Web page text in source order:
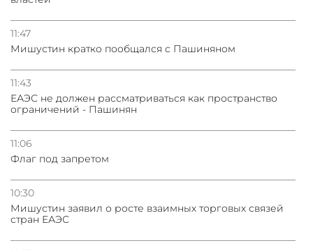
11:47
Мишустин кратко пообщался с Пашиняном
11:43
ЕАЭС не должен рассматриваться как пространство
ограничений - Пашинян
11:06
Флаг под запретом
10:30
Мишустин заявил о росте взаимных торговых связей
стран ЕАЭС